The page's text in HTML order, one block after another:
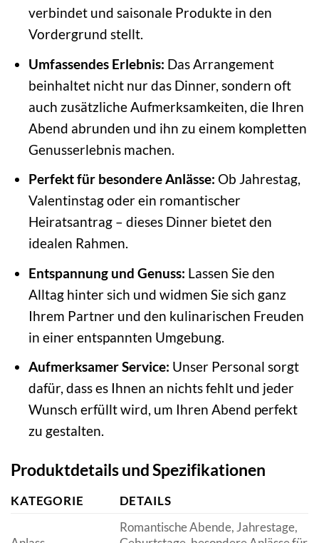
verbindet und saisonale Produkte in den
Vordergrund stellt.
Umfassendes Erlebnis: Das Arrangement
beinhaltet nicht nur das Dinner, sondern oft
auch zusätzliche Aufmerksamkeiten, die Ihren
Abend abrunden und ihn zu einem kompletten
Genusserlebnis machen.
Perfekt für besondere Anlässe: Ob Jahrestag,
Valentinstag oder ein romantischer
Heiratsantrag – dieses Dinner bietet den
idealen Rahmen.
Entspannung und Genuss: Lassen Sie den
Alltag hinter sich und widmen Sie sich ganz
Ihrem Partner und den kulinarischen Freuden
in einer entspannten Umgebung.
Aufmerksamer Service: Unser Personal sorgt
dafür, dass es Ihnen an nichts fehlt und jeder
Wunsch erfüllt wird, um Ihren Abend perfekt
zu gestalten.
Produktdetails und Spezifikationen
KATEGORIE DETAILS
Romantische Abende, Jahrestage,